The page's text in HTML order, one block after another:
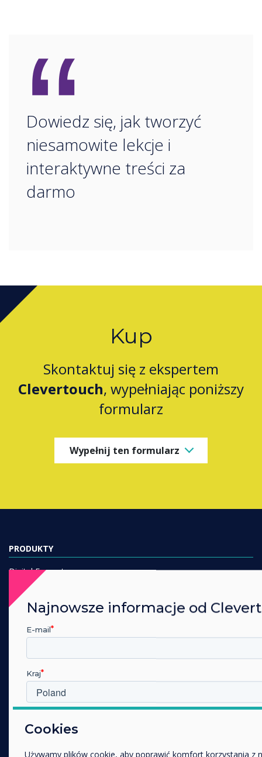
“
Dowiedz się, jak tworzyć
niesamowite lekcje i
interaktywne treści za
darmo
Kup
Skontaktuj się z ekspertem
Clevertouch, wypełniając poniższy
formularz
Wypełnij ten formularz
PRODUKTY
Digital Ecosystem
Interactive Displays
Commercial Displays
Digital Signage
Room Booking
Software
Unified Comms
Accessories
Collaboration
Cookies
Używamy plików cookie, aby poprawić komfort korzystania z
Najnowsze informacje od
E-mail
Kraj
Edukacja